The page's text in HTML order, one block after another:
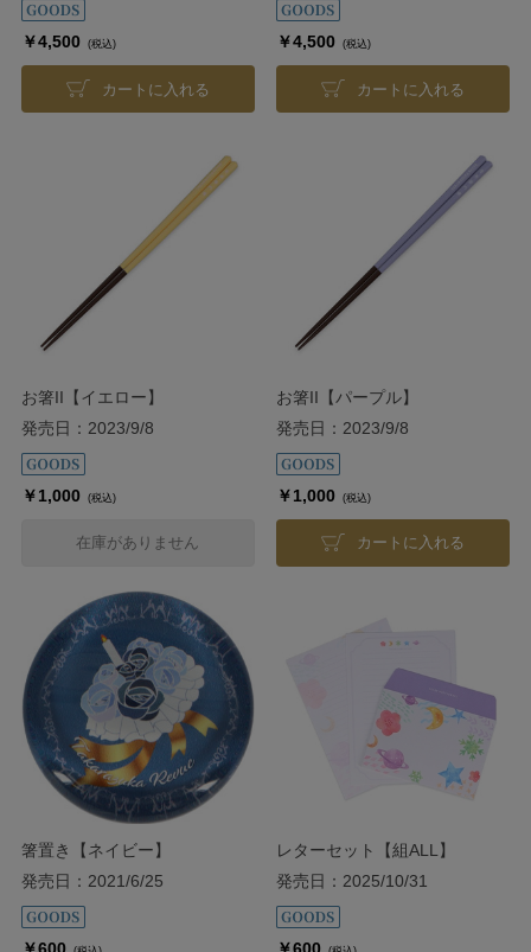
￥4,500 (税込)
カートに入れる
￥4,500 (税込)
カートに入れる
お箸II【イエロー】
発売日：2023/9/8
￥1,000 (税込)
在庫がありません
お箸II【パープル】
発売日：2023/9/8
￥1,000 (税込)
カートに入れる
箸置き【ネイビー】
発売日：2021/6/25
￥600
レターセット【組ALL】
発売日：2025/10/31
￥600